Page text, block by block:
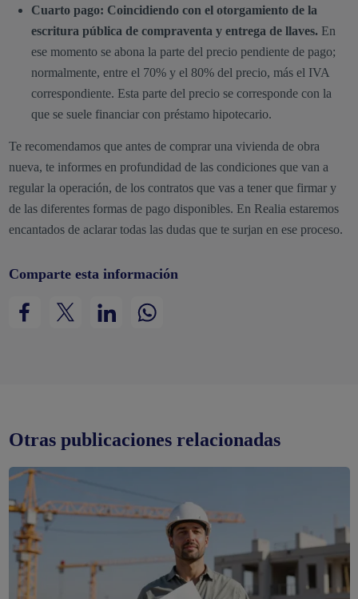
Cuarto pago: Coincidiendo con el otorgamiento de la
escritura pública de compraventa y entrega de llaves. En
ese momento se abona la parte del precio pendiente de pago;
normalmente, entre el 70% y el 80% del precio, más el IVA
correspondiente. Esta parte del precio se corresponde con la
que se suele financiar con préstamo hipotecario.
Te recomendamos que antes de comprar una vivienda de obra
nueva, te informes en profundidad de las condiciones que van a
regular la operación, de los contratos que vas a tener que firmar y
de las diferentes formas de pago disponibles. En Realia estaremos
encantados de aclarar todas las dudas que te surjan en ese proceso.
Comparte esta información
Otras publicaciones relacionadas